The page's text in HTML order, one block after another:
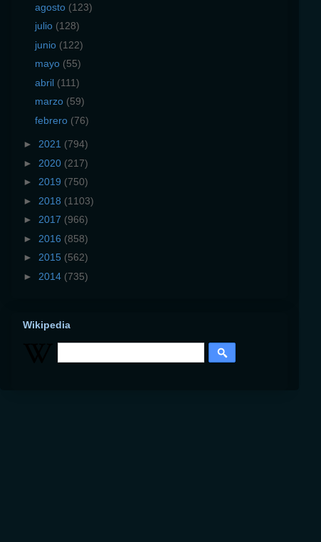
agosto (123)
julio (128)
junio (122)
mayo (55)
abril (111)
marzo (59)
febrero (76)
► 2021 (794)
► 2020 (217)
► 2019 (750)
► 2018 (1103)
► 2017 (966)
► 2016 (858)
► 2015 (562)
► 2014 (735)
Wikipedia